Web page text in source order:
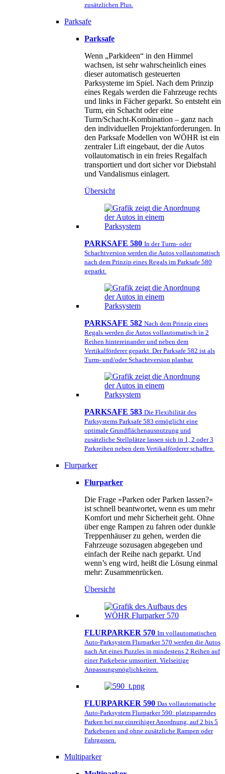
zusätzlichen Plus.
Parksafe
Parksafe
Wenn „Parkideen“ in den Himmel
wachsen, ist sehr wahrscheinlich eines
dieser automatisch gesteuerten
Parksysteme im Spiel. Nach dem Prinzip
eines Regals werden die Fahrzeuge rechts
und links in Fächer geparkt. So entsteht ein
Turm, ein Schacht oder eine
Turm/Schacht-Kombination – ganz nach
den individuellen Projektanforderungen. In
den Parksafe Modellen von WÖHR ist ein
zentraler Lift eingebaut, der die Autos
vollautomatisch in ein freies Regalfach
transportiert und dort sicher vor Diebstahl
und Vandalismus einlagert.
Übersicht
PARKSAFE 580 In der Turm- oder
Schachtversion werden die Autos vollautomatisch
nach dem Prinzip eines Regals im Parksafe 580
geparkt.
PARKSAFE 582 Nach dem Prinzip eines
Regals werden die Autos vollautomatisch in 2
Reihen hintereinander und neben dem
Vertikalförderer geparkt. Der Parksafe 582 ist als
Turm- und/oder Schachtversion planbar.
PARKSAFE 583 Die Flexibilität des
Parksystems Parksafe 583 ermöglicht eine
optimale Grundflächenausnutzung und
zusätzliche Stellplätze lassen sich in 1, 2 oder 3
Parkreihen neben dem Vertikalförderer schaffen.
Flurparker
Flurparker
Die Frage »Parken oder Parken lassen?«
ist schnell beantwortet, wenn es um mehr
Komfort und mehr Sicherheit geht. Ohne
über enge Rampen zu fahren oder dunkle
Treppenhäuser zu gehen, werden die
Fahrzeuge sozusagen abgegeben und
einfach der Reihe nach geparkt. Und
wenn’s eng wird, heißt die Lösung einmal
mehr: Zusammenrücken.
Übersicht
FLURPARKER 570 Im vollautomatischen
Auto-Parksystem Flurparker 570 werden die Autos
nach Art eines Puzzles in mindestens 2 Reihen auf
einer Parkebene umsortiert. Vielseitige
Anpassungsmöglichkeiten.
FLURPARKER 590 Das vollautomatische
Auto-Parksystem Flurparker 590: platzsparendes
Parken bei nur einreihiger Anordnung, auf 2 bis 5
Parkebenen und ohne zusätzliche Rampen oder
Fahrgassen.
Multiparker